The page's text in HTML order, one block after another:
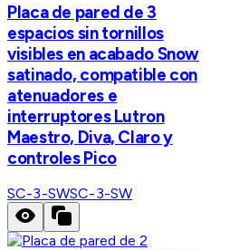
Placa de pared de 3
espacios sin tornillos
visibles en acabado Snow
satinado, compatible con
atenuadores e
interruptores Lutron
Maestro, Diva, Claro y
controles Pico
SC-3-SWSC-3-SW